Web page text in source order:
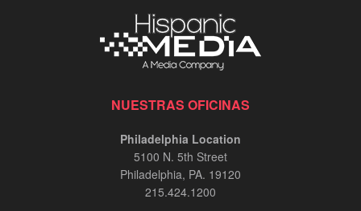
NUESTRAS OFICINAS
Philadelphia Location
5100 N. 5th Street
Philadelphia, PA. 19120
215.424.1200